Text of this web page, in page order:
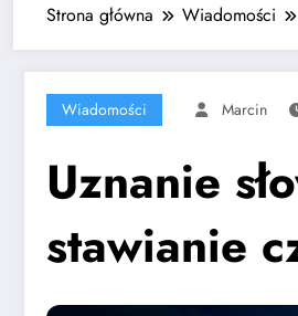
Strona główna Wiadomości
Wiadomości Marcin
Uznanie
stawianie